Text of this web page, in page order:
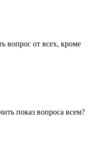
вопрос от всех, кроме
показ вопроса всем?